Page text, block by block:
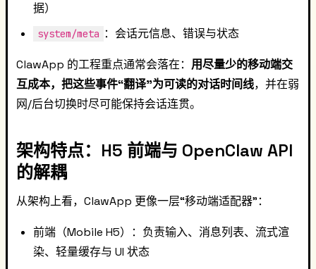
据）
system/meta ：会话元信息、错误与状态
ClawApp 的工程重点通常会落在： 用尽量少的移动端交
互成本，把这些事件“翻译”为可读的对话时间线，并在弱
网/后台切换时尽可能保持会话连贯。
架构特点：H5 前端与 OpenClaw API
的解耦
从架构上看，ClawApp 更像一层“移动端适配器”：
前端（Mobile H5）：负责输入、消息列表、流式渲
染、轻量缓存与 UI 状态